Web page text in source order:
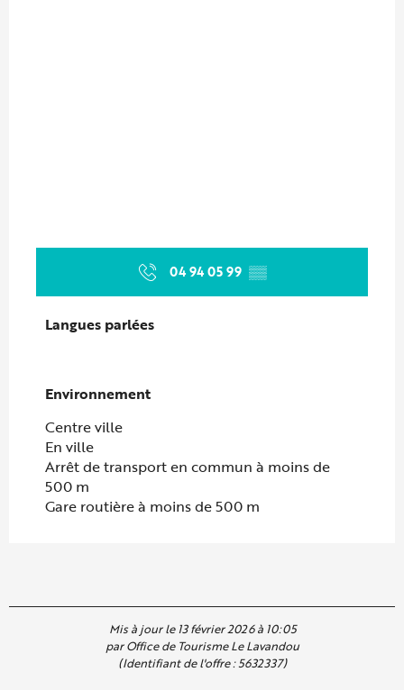
04 94 05 99 ▒▒
Langues parlées
Langues parlées
Environnement
Environnement
Centre ville
En ville
Arrêt de transport en commun à moins de
500 m
Gare routière à moins de 500 m
Mis à jour le 13 février 2026 à 10:05
par Office de Tourisme Le Lavandou
(Identifiant de l'offre :5632337)